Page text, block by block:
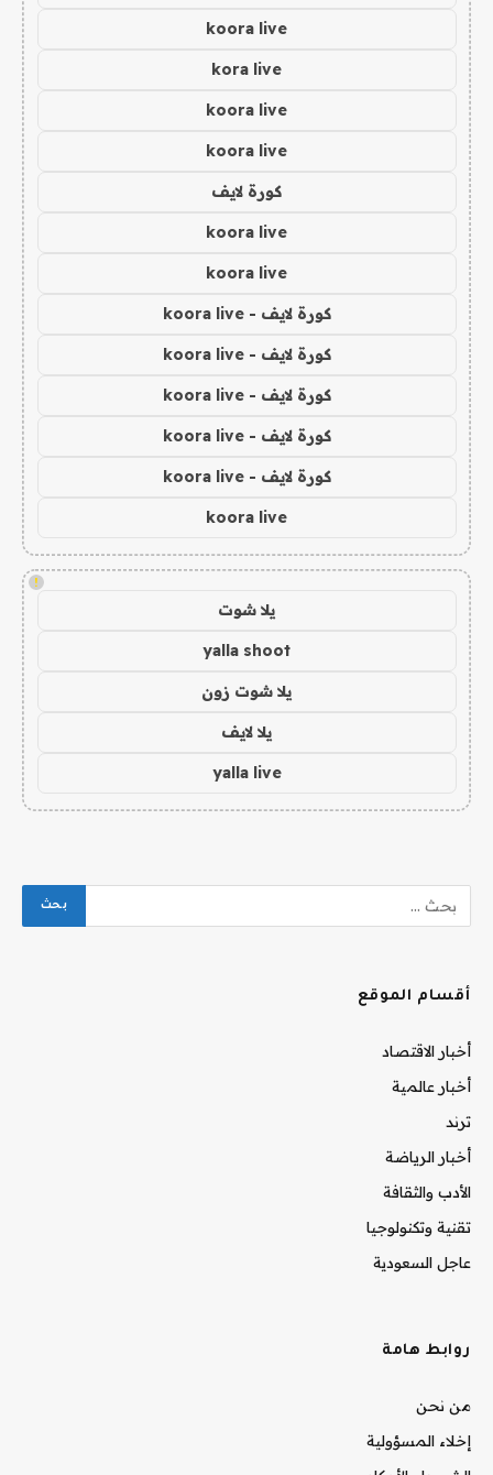
koora live
kora live
koora live
koora live
كورة لايف
koora live
koora live
كورة لايف - koora live
كورة لايف - koora live
كورة لايف - koora live
كورة لايف - koora live
كورة لايف - koora live
koora live
!
يلا شوت
yalla shoot
يلا شوت زون
يلا لايف
yalla live
أقسام الموقع
أخبار الاقتصاد
أخبار عالمية
ترند
أخبار الرياضة
الأدب والثقافة
تقنية وتكنولوجيا
عاجل السعودية
روابط هامة
من نحن
إخلاء المسؤولية